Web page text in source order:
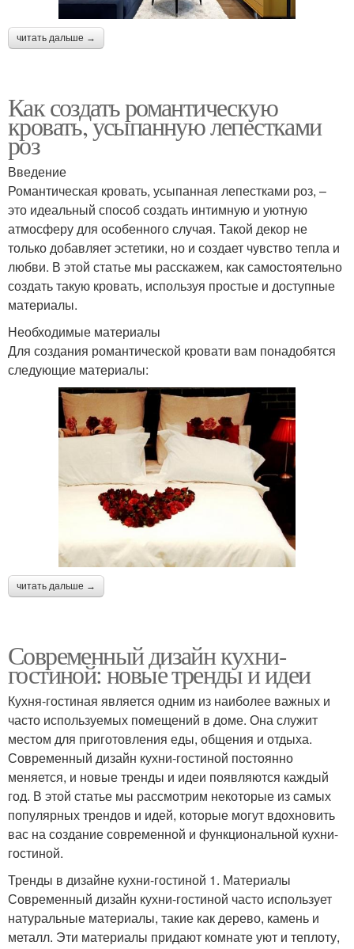
читать дальше →
Как создать романтическую
кровать, усыпанную лепестками
роз
Введение
Романтическая кровать, усыпанная лепестками роз, –
это идеальный способ создать интимную и уютную
атмосферу для особенного случая. Такой декор не
только добавляет эстетики, но и создает чувство тепла и
любви. В этой статье мы расскажем, как самостоятельно
создать такую кровать, используя простые и доступные
материалы.
Необходимые материалы
Для создания романтической кровати вам понадобятся
следующие материалы:
читать дальше →
Современный дизайн кухни-
гостиной: новые тренды и идеи
Кухня-гостиная является одним из наиболее важных и
часто используемых помещений в доме. Она служит
местом для приготовления еды, общения и отдыха.
Современный дизайн кухни-гостиной постоянно
меняется, и новые тренды и идеи появляются каждый
год. В этой статье мы рассмотрим некоторые из самых
популярных трендов и идей, которые могут вдохновить
вас на создание современной и функциональной кухни-
гостиной.
Тренды в дизайне кухни-гостиной 1. Материалы
Современный дизайн кухни-гостиной часто использует
натуральные материалы, такие как дерево, камень и
металл. Эти материалы придают комнате уют и теплоту,